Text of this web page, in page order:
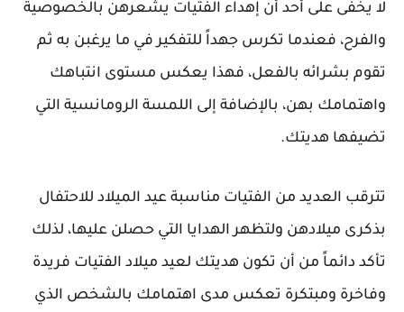
لا يخفى على أحد أن إهداء الفتيات يشعرهن بالخصوصية
والفرح، فعندما تكرس جهداً للتفكير في ما يرغبن به ثم
تقوم بشرائه بالفعل، فهذا يعكس مستوى انتباهك
واهتمامك بهن، بالإضافة إلى اللمسة الرومانسية التي
تضيفها هديتك.
تترقب العديد من الفتيات مناسبة عيد الميلاد للاحتفال
بذكرى ميلادهن ولتظهر الهدايا التي حصلن عليها، لذلك
تأكد دائماً من أن تكون هديتك لعيد ميلاد الفتيات فريدة
وفاخرة ومبتكرة تعكس مدى اهتمامك بالشخص الذي